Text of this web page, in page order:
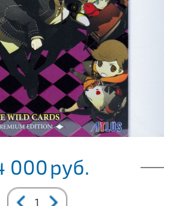
000руб.